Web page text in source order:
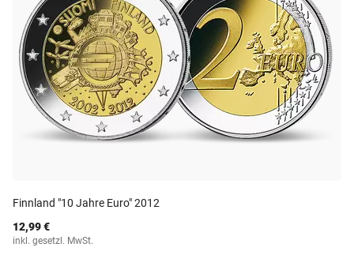
Finnland "10 Jahre Euro" 2012
12,99 €
inkl. gesetzl. MwSt.